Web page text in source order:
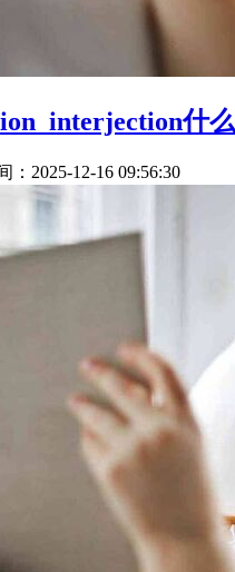
什
：2025-12-16 09:56:30